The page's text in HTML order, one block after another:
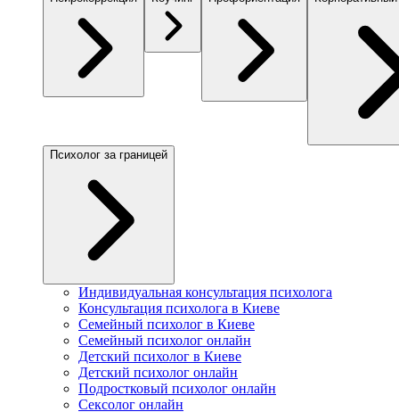
Психолог за границей
Индивидуальная консультация психолога
Консультация психолога в Киеве
Семейный психолог в Киеве
Семейный психолог онлайн
Детский психолог в Киеве
Детский психолог онлайн
Подростковый психолог онлайн
Сексолог онлайн